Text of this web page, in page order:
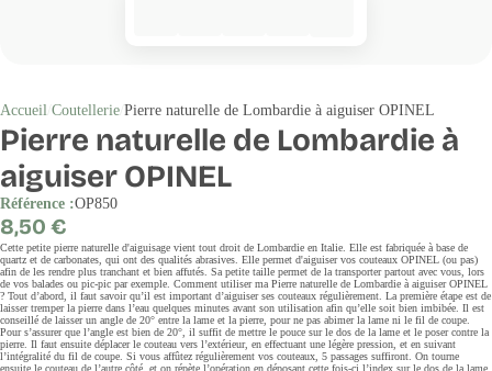
Accueil Coutellerie Pierre naturelle de Lombardie à aiguiser OPINEL
Pierre naturelle de Lombardie à
aiguiser OPINEL
Référence :OP850
Prix
régulier
8,50 €
Cette petite pierre naturelle d'aiguisage vient tout droit de Lombardie en Italie. Elle est fabriquée à base de
quartz et de carbonates, qui ont des qualités abrasives. Elle permet d'aiguiser vos couteaux OPINEL (ou pas)
afin de les rendre plus tranchant et bien affutés. Sa petite taille permet de la transporter partout avec vous, lors
de vos balades ou pic-pic par exemple. Comment utiliser ma Pierre naturelle de Lombardie à aiguiser OPINEL
? Tout d’abord, il faut savoir qu’il est important d’aiguiser ses couteaux régulièrement. La première étape est de
laisser tremper la pierre dans l’eau quelques minutes avant son utilisation afin qu’elle soit bien imbibée. Il est
conseillé de laisser un angle de 20° entre la lame et la pierre, pour ne pas abimer la lame ni le fil de coupe.
Pour s’assurer que l’angle est bien de 20°, il suffit de mettre le pouce sur le dos de la lame et le poser contre la
pierre. Il faut ensuite déplacer le couteau vers l’extérieur, en effectuant une légère pression, et en suivant
l’intégralité du fil de coupe. Si vous affûtez régulièrement vos couteaux, 5 passages suffiront. On tourne
ensuite le couteau de l’autre côté, et on répète l’opération en déposant cette fois-ci l’index sur le dos de la lame